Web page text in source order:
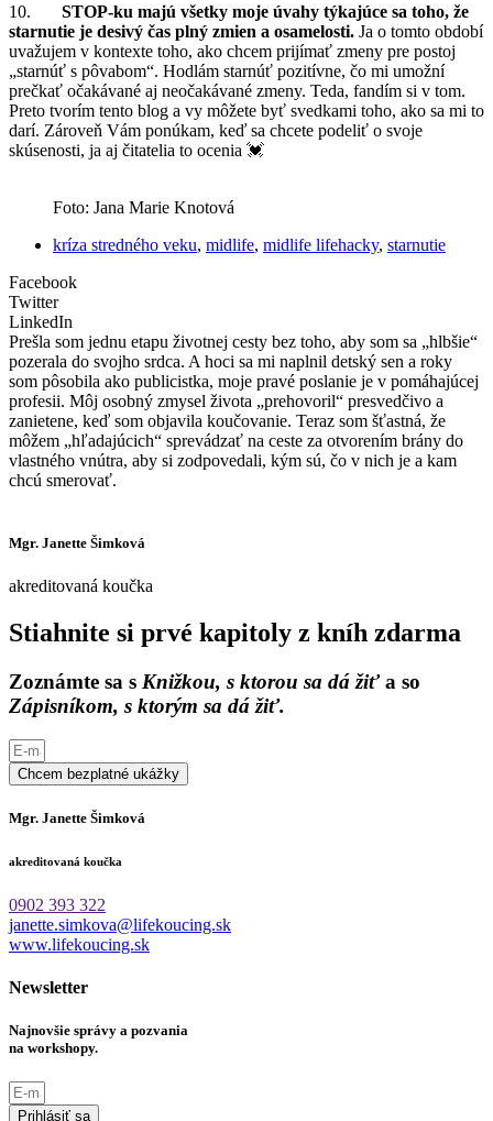
10.
STOP-ku majú všetky moje úvahy týkajúce sa toho, že
starnutie je desivý čas plný zmien a osamelosti. Ja o tomto období
uvažujem v kontexte toho, ako chcem prijímať zmeny pre postoj
„starnúť s pôvabom“. Hodlám starnúť pozitívne, čo mi umožní
prečkať očakávané aj neočakávané zmeny. Teda, fandím si v tom.
Preto tvorím tento blog a vy môžete byť svedkami toho, ako sa mi to
darí. Zároveň Vám ponúkam, keď sa chcete podeliť o svoje
skúsenosti, ja aj čitatelia to ocenia 💓
Foto: Jana Marie Knotová
kríza stredného veku, midlife, midlife lifehacky, starnutie
Facebook
Twitter
LinkedIn
Prešla som jednu etapu životnej cesty bez toho, aby som sa „hlbšie“
pozerala do svojho srdca. A hoci sa mi naplnil detský sen a roky
som pôsobila ako publicistka, moje pravé poslanie je v pomáhajúcej
profesii. Môj osobný zmysel života „prehovoril“ presvedčivo a
zanietene, keď som objavila koučovanie. Teraz som šťastná, že
môžem „hľadajúcich“ sprevádzať na ceste za otvorením brány do
vlastného vnútra, aby si zodpovedali, kým sú, čo v nich je a kam
chcú smerovať.
Mgr. Janette Šimková
akreditovaná koučka
Stiahnite si prvé kapitoly z kníh zdarma
Zoznámte sa s Knižkou, s ktorou sa dá žiťa so
Zápisníkom, s ktorým sa dá žiť.
Chcem bezplatné ukážky
Mgr. Janette Šimková
akreditovaná koučka
0902 393 322
janette.simkova@lifekoucing.sk
www.lifekoucing.sk
Newsletter
Najnovšie správy a pozvania
na workshopy.
Prihlásiť sa